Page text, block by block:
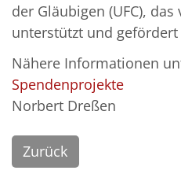
der Gläubigen (UFC), das
unterstützt und
Nähere Informationen
Spendenprojekte
Norbert Dreßen
Zurück